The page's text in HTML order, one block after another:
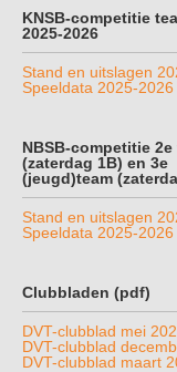
KNSB-competitie
2025-2026
Stand en uitslagen
Speeldata 2025-2026
NBSB-competitie 2e
(zaterdag 1B) en 3e
(jeugd)team
Stand en uitslagen
Speeldata 2025-2026
Clubbladen (pdf)
DVT-clubblad mei
DVT-clubblad
DVT-clubblad maart